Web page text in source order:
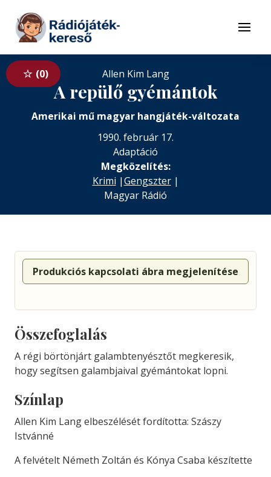
Tovább a tartalomhoz
Menü
0 Allen Kim Lang
A repülő gyémántok
Amerikai mű magyar hangjáték-változata
1990. február 17.
Adaptáció
Megközelítés:
Krimi |Gengszter|
Magyar Rádió
Produkciós kapcsolati ábra megjelenítése
Összefoglalás
A régi börtönjárt galambtenyésztőt megkeresik,
hogy segítsen galambjaival gyémántokat lopni.
Színlap
Allen Kim Lang elbeszélését fordította: Szászy
Istvánné
A felvételt Németh Zoltán és Kónya Csaba készítette